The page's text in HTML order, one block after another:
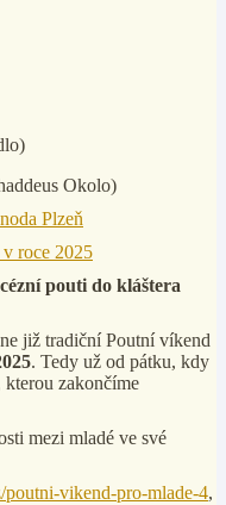
Okolo)
Plzeň
roce 2025
pouti do kláštera
již tradiční Poutní víkend
. Tedy už od pátku, kdy
kterou zakončíme
mezi mladé ve své
poutni-vikend-pro-mlade-4,